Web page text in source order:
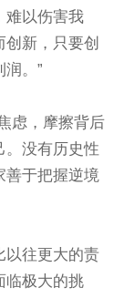
难以伤害我
新，只要创
。”
虑，摩擦背后
。没有历史性
善于把握逆境
往更大的责
临极大的挑